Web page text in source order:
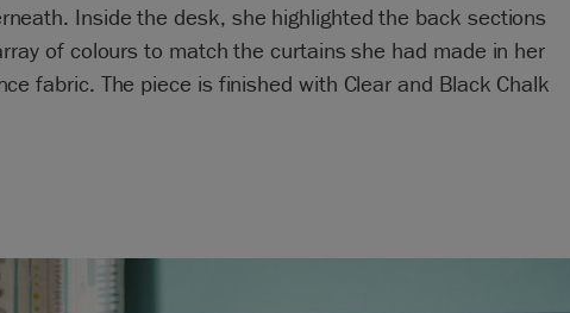
Inside the desk, she highlighted the back sections
of colours to match the curtains she had made in her
fabric. The piece is finished with Clear and Black Chalk